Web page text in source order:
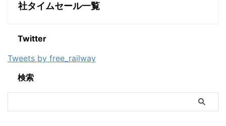
社タイムセール一覧
Twitter
Tweets by free_railway
検索